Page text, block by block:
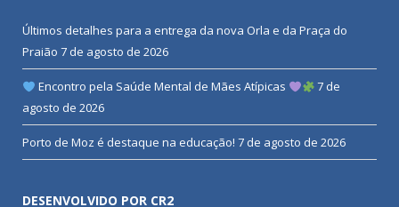
Últimos detalhes para a entrega da nova Orla e da Praça do
Praião 7 de agosto de 2026
Encontro pela Saúde Mental de Mães Atípicas
7 de
agosto de 2026
Porto de Moz é destaque na educação! 7 de agosto de 2026
DESENVOLVIDO POR CR2